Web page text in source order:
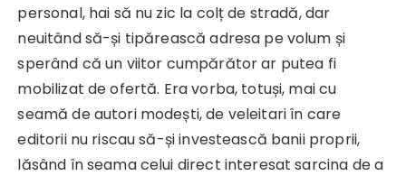
personal, hai să nu zic la colț de stradă, dar
neuitând să-și tipărească adresa pe volum și
sperând că un viitor cumpărător ar putea fi
mobilizat de ofertă. Era vorba, totuși, mai cu
seamă de autori modești, de veleitari în care
editorii nu riscau să-și investească banii proprii,
lăsând în seama celui direct interesat sarcina de a